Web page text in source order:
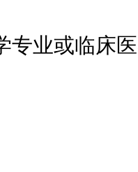
业或临床医